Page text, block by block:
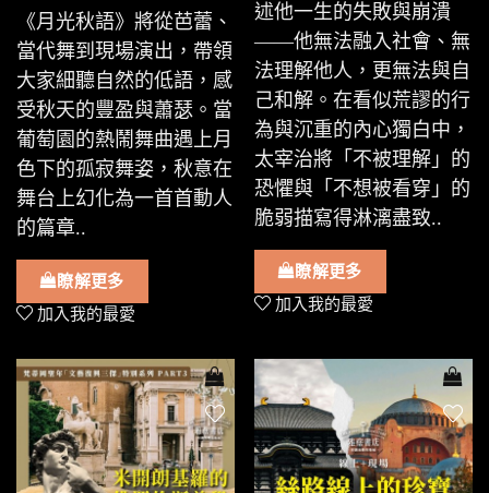
《月光秋語》將從芭蕾、
當代舞到現場演出，帶領
大家細聽自然的低語，感
受秋天的豐盈與蕭瑟。當
葡萄園的熱鬧舞曲遇上月
色下的孤寂舞姿，秋意在
舞台上幻化為一首首動人
的篇章..
瞭解更多
加入我的最愛
述他一生的失敗與崩潰
——他無法融入社會、無
法理解他人，更無法與自
己和解。在看似荒謬的行
為與沉重的內心獨白中，
太宰治將「不被理解」的
恐懼與「不想被看穿」的
脆弱描寫得淋漓盡致..
瞭解更多
加入我的最愛